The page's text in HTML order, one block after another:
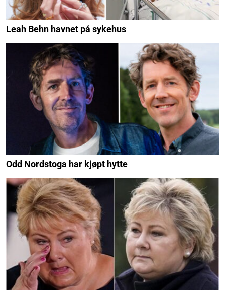
Leah Behn havnet på sykehus
Odd Nordstoga har kjøpt hytte